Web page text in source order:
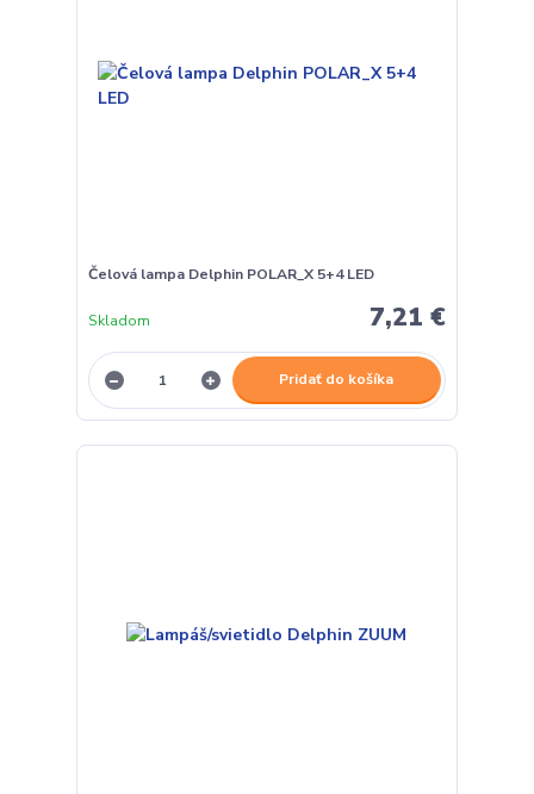
Čelová lampa Delphin POLAR_X 5+4 LED
7,21 €
Skladom
Pridať do košíka